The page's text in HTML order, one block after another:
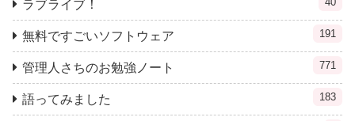
ラブライブ！
無料ですごいソフトウェア 191
管理人さちのお勉強ノート 771
語ってみました 183